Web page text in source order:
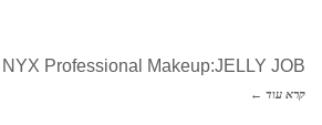
NYX Professional Makeup:JELLY JOB
קרא עוד ←